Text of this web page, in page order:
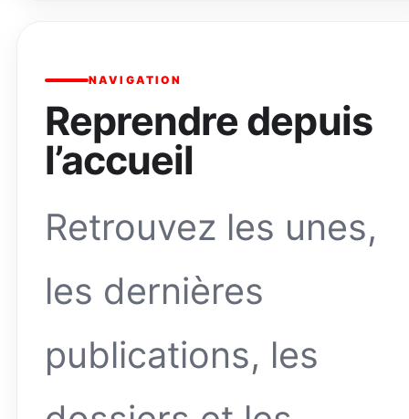
NAVIGATION
Reprendre depuis
l’accueil
Retrouvez les unes,
les dernières
publications, les